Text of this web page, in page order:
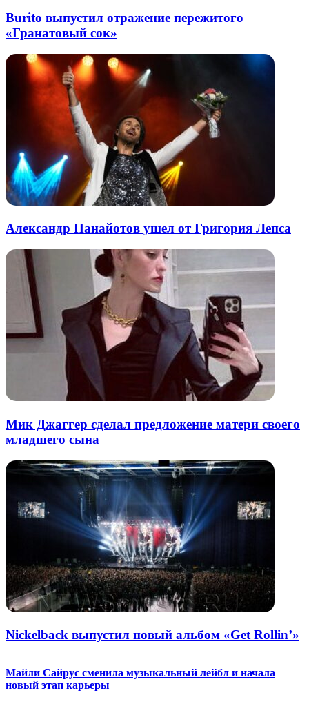
Burito выпустил отражение пережитого
«Гранатовый сок»
Александр Панайотов ушел от Григория Лепса
Мик Джаггер сделал предложение матери своего
младшего сына
Nickelback выпустил новый альбом «Get Rollin’»
Майли Сайрус сменила музыкальный лейбл и начала
новый этап карьеры